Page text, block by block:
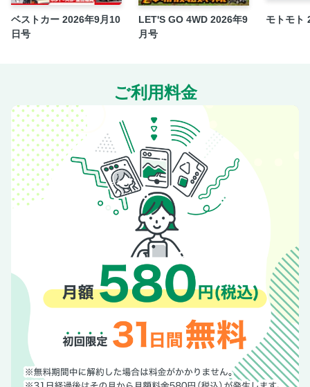
Thinking Time
読者プレゼント
［大久保製作所］愛犬と旅する夢を叶える バイク専用ペッ
トキャリー
ベストカー 2026年9月10
日号
LET'S GO 4WD 2026年9
月号
モトモト
ご利用料金